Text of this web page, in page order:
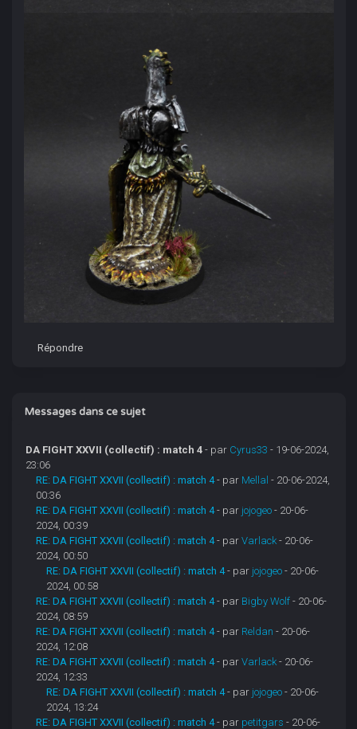
Répondre
Messages dans ce sujet
DA FIGHT XXVII (collectif) : match 4 - par Cyrus33 - 19-06-2024,
23:06
RE: DA FIGHT XXVII (collectif) : match 4 - par Mellal - 20-06-2024,
00:36
RE: DA FIGHT XXVII (collectif) : match 4 - par jojogeo - 20-06-
2024, 00:39
RE: DA FIGHT XXVII (collectif) : match 4 - parVarlack - 20-06-
2024, 00:50
RE: DA FIGHT XXVII (collectif) : match 4 - par jojogeo - 20-06-
2024, 00:58
RE: DA FIGHT XXVII (collectif) : match 4 - par Bigby Wolf - 20-06-
2024, 08:59
RE: DA FIGHT XXVII (collectif) : match 4 - par Reldan - 20-06-
2024, 12:08
RE: DA FIGHT XXVII (collectif) : match 4 - parVarlack - 20-06-
2024, 12:33
RE: DA FIGHT XXVII (collectif) : match 4 - par jojogeo - 20-06-
2024, 13:24
RE: DA FIGHT XXVII (collectif) : match 4 - par petitgars - 20-06-